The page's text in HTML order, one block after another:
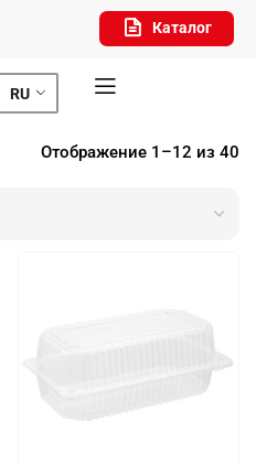
Каталог
RU
Отображение 1–12 из 40